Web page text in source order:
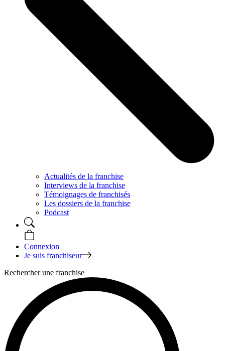
Actualités de la franchise
Interviews de la franchise
Témoignages de franchisés
Les dossiers de la franchise
Podcast
Connexion
Je suis franchiseur
Rechercher une franchise